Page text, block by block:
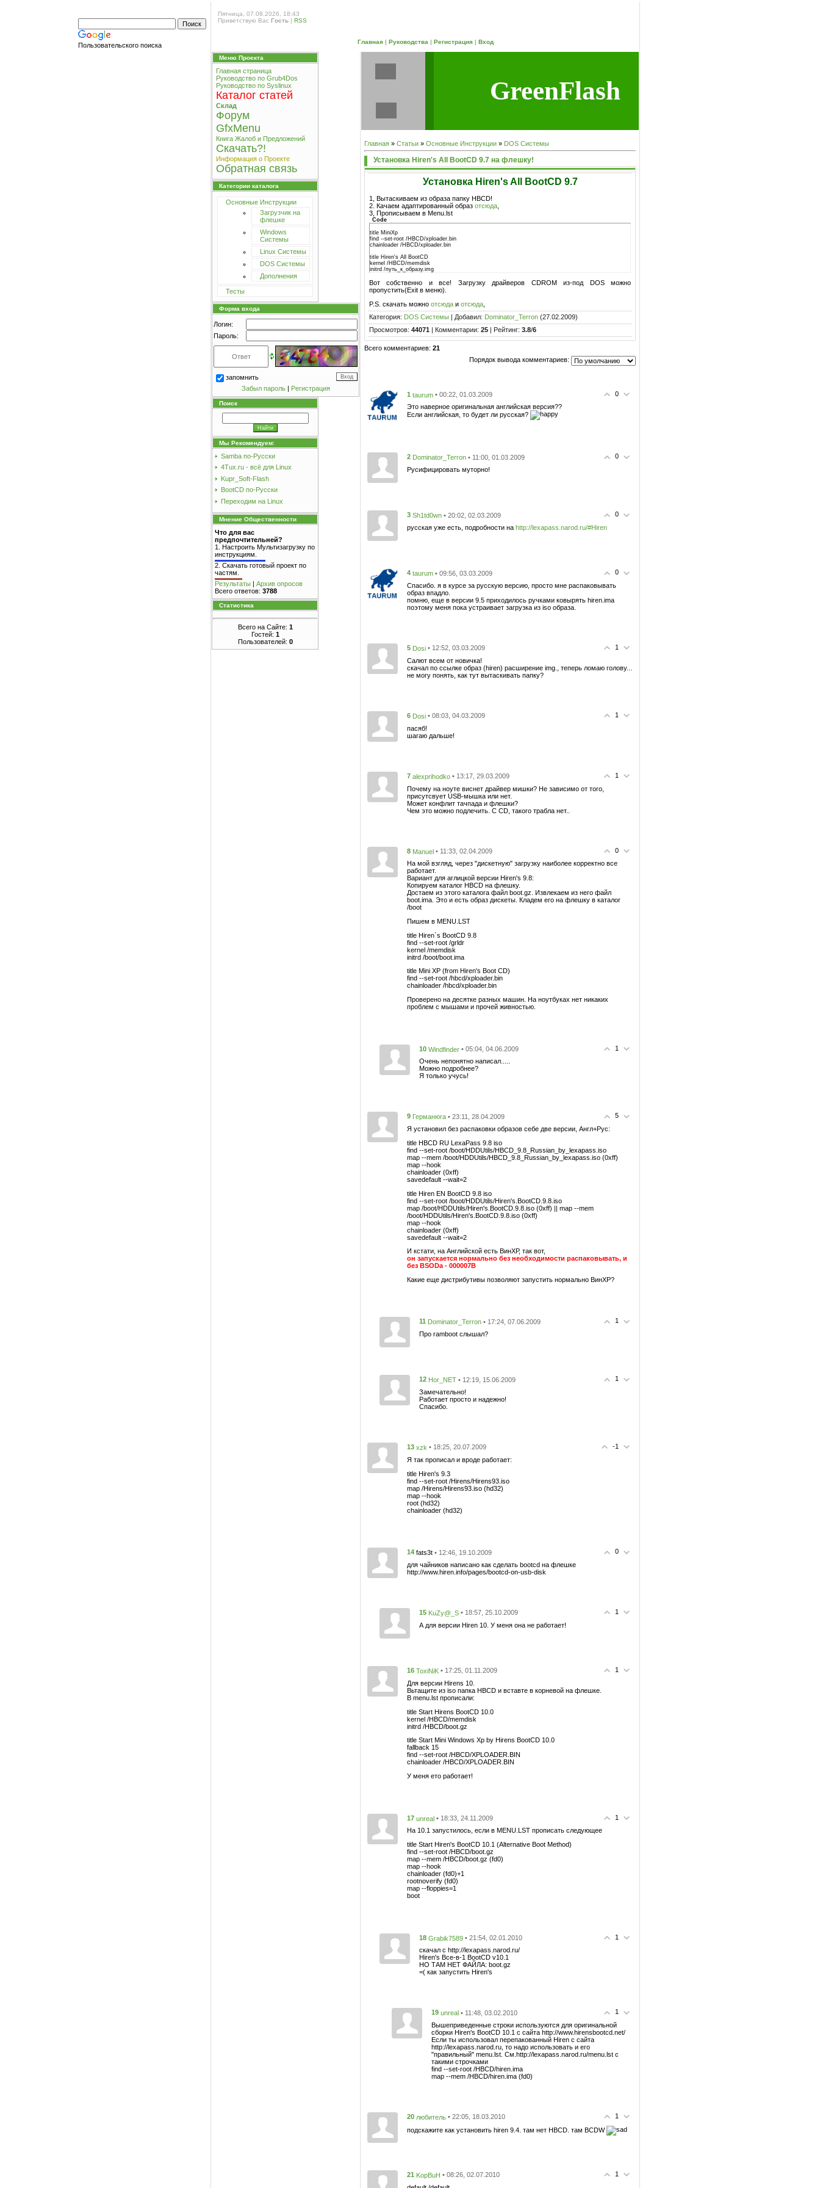
Пользовательского поиска
Пятница, 07.08.2026, 18:43
Приветствую Вас Гость | RSS
Главная| Руководства | Регистрация| Вход
Меню Проекта
Главная страница
Руководство по Grub4Dos
Руководство по Syslinux
Каталог статей
Склад
Форум
GfxMenu
Книга Жалоб и Предложений
Cкачать?!
Информация о Проекте
Обратная связь
Категории каталога
Основные Инструкции
Загрузчик на
флешке
Windows
Системы
Linuх Системы
DOS Системы
Дополнения
Тесты
Форма входа
Логин:
Пароль:
запомнить
Забыл пароль| Регистрация
Поиск
Мы Рекомендуем:
Samba по-Русски
4Tux.ru - всё для Linux
Kupr_Soft-Flash
BootCD по-Русски
Переходим на Linux
Мнение Общественности
Что для вас
предпочтительней?
1. Настроить Мультизагрузку по
инструкциям.
2. Скачать готовый проект по
частям.
Результаты | Архив опросов
Всего ответов: 3788
Статистика
Всего на Сайте: 1
Гостей: 1
Пользователей: 0
GreenFlash
Главная » Статьи » Основные Инструкции » DOS Системы
Установка Hiren's All BootCD 9.7 на флешку!
Установка Hiren's All BootCD 9.7
1, Вытаскиваем из образа папку HBCD!
2. Качаем адаптированный образ отсюда
3, Прописываем в Menu.lst
Code
title MiniXp
find --set-root /HBCD/xploader.bin
chainloader /HBCD/xploader.bin
title Hiren's All BootCD
kernel /HBCD/memdisk
initrd /путь_к_образу.img
Вот собственно и все! Загрузку драйверов CDROM из-под DOS можно
пропустить(Exit в меню).
P.S. скачать можно отсюда и отсюда
Категория: DOS Системы | Добавил: Dominator_Terron (27.02.2009)
Просмотров: 44071 | Комментарии: 25 | Рейтинг: 3.8/6
Всего комментариев: 21
Порядок вывода комментариев:
0
1 taurum • 00:22, 01.03.2009
Это наверное оригинальная английская версия??
Если английская, то будет ли русская?
0
2 Dominator_Terron • 11:00, 01.03.2009
Русифицировать муторно!
0
3 Sh1td0wn • 20:02, 02.03.2009
русская уже есть, подробности на http://lexapass.narod.ru/#Hiren
0
4 taurum • 09:56, 03.03.2009
Спасибо. я в курсе за русскую версию, просто мне распаковывать
образ впадло.
помню, еще в версии 9.5 приходилось ручками ковырять hiren.ima
поэтому меня пока устраивает загрузка из iso образа.
1
5 Dosi • 12:52, 03.03.2009
Салют всем от новичка!
скачал по ссылке образ (hiren) расширение img., теперь ломаю голову...
не могу понять, как тут вытаскивать папку?
1
6 Dosi • 08:03, 04.03.2009
пасяб!
шагаю дальше!
1
7 alexprihodko • 13:17, 29.03.2009
Почему на ноуте виснет драйвер мишки? Не зависимо от того,
присутсвует USB-мышка или нет.
Может конфлит тачпада и флешки?
Чем это можно подлечить. С CD, такого трабла нет..
0
8 Manuel • 11:33, 02.04.2009
На мой взгляд, через "дискетную" загрузку наиболее корректно все
работает.
Вариант для аглицкой версии Hiren's 9.8:
Копируем каталог HBCD на флешку.
Достаем из этого каталога файл boot.gz. Извлекаем из него файл
boot.ima. Это и есть образ дискеты. Кладем его на флешку в каталог
/boot
Пишем в MENU.LST
title Hiren`s BootCD 9.8
find --set-root /grldr
kernel /memdisk
initrd /boot/boot.ima
title Mini XP (from Hiren's Boot CD)
find --set-root /hbcd/xploader.bin
chainloader /hbcd/xploader.bin
Проверено на десятке разных машин. На ноутбуках нет никаких
проблем с мышами и прочей живностью.
1
10 Windfinder • 05:04, 04.06.2009
Очень непонятно написал.....
Можно подробнее?
Я только учусь!
5
9 Германюга • 23:11, 28.04.2009
Я установил без распаковки образов себе две версии, Англ+Рус:
title HBCD RU LexaPass 9.8 iso
find --set-root /boot/HDDUtils/HBCD_9.8_Russian_by_lexapass.iso
map --mem /boot/HDDUtils/HBCD_9.8_Russian_by_lexapass.iso (0xff)
map --hook
chainloader (0xff)
savedefault --wait=2
title Hiren EN BootCD 9.8 iso
find --set-root /boot/HDDUtils/Hiren's.BootCD.9.8.iso
map /boot/HDDUtils/Hiren's.BootCD.9.8.iso (0xff) || map --mem
/boot/HDDUtils/Hiren's.BootCD.9.8.iso (0xff)
map --hook
chainloader (0xff)
savedefault --wait=2
И кстати, на Английской есть ВинХР, так вот,
он запускается нормально без необходимости распаковывать, и
без BSODa - 000007B
Какие еще дистрибутивы позволяют запустить нормально ВинХР?
1
11 Dominator_Terron • 17:24, 07.06.2009
Про ramboot слышал?
1
12 Hor_NET • 12:19, 15.06.2009
Замечательно!
Работает просто и надежно!
Спасибо.
-1
13 xzk • 18:25, 20.07.2009
Я так прописал и вроде работает:
title Hiren's 9.3
find --set-root /Hirens/Hirens93.iso
map /Hirens/Hirens93.iso (hd32)
map --hook
root (hd32)
chainloader (hd32)
0
14 fats3t • 12:46, 19.10.2009
для чайников написано как сделать bootcd на флешке
http://www.hiren.info/pages/bootcd-on-usb-disk
1
15 KuZy@_S • 18:57, 25.10.2009
А для версии Hiren 10. У меня она не работает!
1
16 ToxiNiK • 17:25, 01.11.2009
Для версии Hirens 10.
Вьтащите из iso папка HBCD и вставте в корневой на флешке.
В menu.lst прописали:
title Start Hirens BootCD 10.0
kernel /HBCD/memdisk
initrd /HBCD/boot.gz
title Start Mini Windows Xp by Hirens BootCD 10.0
fallback 15
find --set-root /HBCD/XPLOADER.BIN
chainloader /HBCD/XPLOADER.BIN
У меня ето работает!
1
17 unreal • 18:33, 24.11.2009
На 10.1 запустилось, если в MENU.LST прописать следующее
title Start Hiren's BootCD 10.1 (Alternative Boot Method)
find --set-root /HBCD/boot.gz
map --mem /HBCD/boot.gz (fd0)
map --hook
chainloader (fd0)+1
rootnoverify (fd0)
map --floppies=1
boot
1
18 Grabik7589 • 21:54, 02.01.2010
скачал с http://lexapass.narod.ru/
Hiren's Все-в-1 BootCD v10.1
НО ТАМ НЕТ ФАЙЛА: boot.gz
=( как запустить Hiren's
1
19 unreal • 11:48, 03.02.2010
Вышеприведенные строки используются для оригинальной
сборки Hiren's BootCD 10.1 с сайта http://www.hirensbootcd.net/
Если ты использовал перепакованный Hiren с сайта
http://lexapass.narod.ru, то надо использовать и его
"правильный" menu.lst. См.http://lexapass.narod.ru/menu.lst с
такими строчками
find --set-root /HBCD/hiren.ima
map --mem /HBCD/hiren.ima (fd0)
1
20 любитель • 22:05, 18.03.2010
подскажите как установить hiren 9.4. там нет HBCD. там BCDW
1
21 KopBuH • 08:26, 02.07.2010